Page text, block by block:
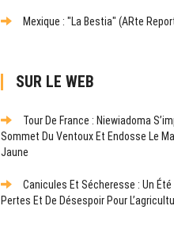
Mexique : "La Bestia" (ARte
SUR LE WEB
Tour De France : Niewiadoma
Sommet Du Ventoux Et Endosse Le
Jaune
Canicules Et Sécheresse : Un Été
Pertes Et De Désespoir Pour